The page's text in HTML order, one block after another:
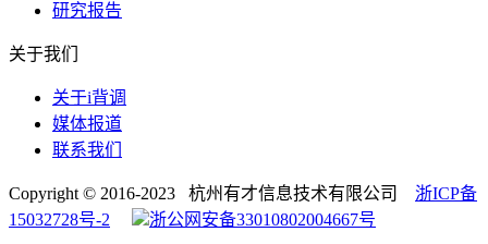
研究报告
关于我们
关于i背调
媒体报道
联系我们
Copyright © 2016-2023 杭州有才信息技术有限公司 浙ICP备
15032728号-2
浙公网安备33010802004667号